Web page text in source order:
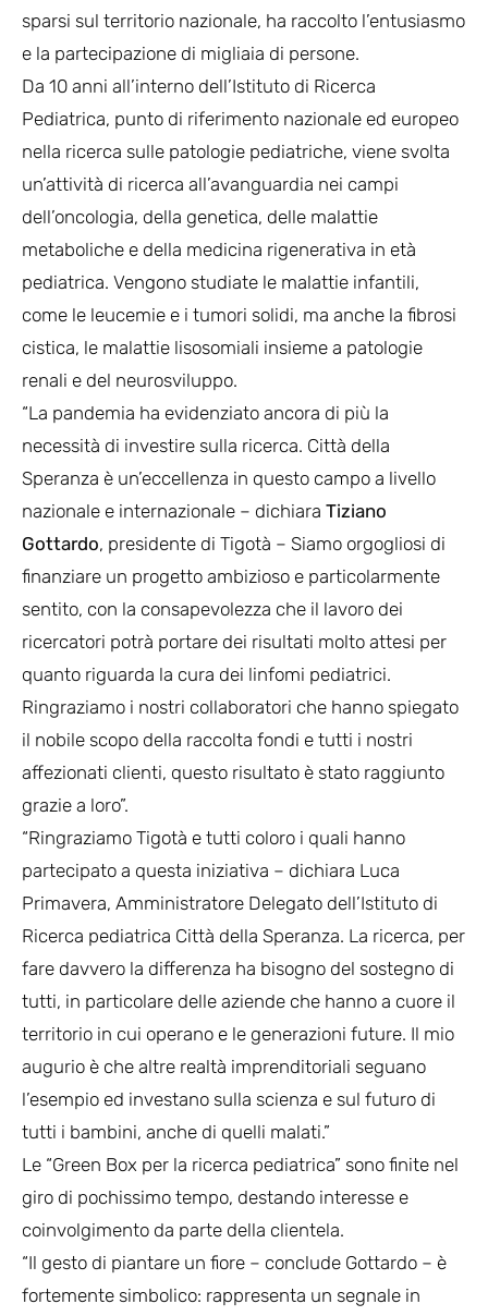
sparsi sul territorio nazionale, ha raccolto l’entusiasmo
e la partecipazione di migliaia di persone.
Da 10 anni all’interno dell’Istituto di Ricerca
Pediatrica, punto di riferimento nazionale ed europeo
nella ricerca sulle patologie pediatriche, viene svolta
un’attività di ricerca all’avanguardia nei campi
dell’oncologia, della genetica, delle malattie
metaboliche e della medicina rigenerativa in età
pediatrica. Vengono studiate le malattie infantili,
come le leucemie e i tumori solidi, ma anche la fibrosi
cistica, le malattie lisosomiali insieme a patologie
renali e del neurosviluppo.
“La pandemia ha evidenziato ancora di più la
necessità di investire sulla ricerca. Città della
Speranza è un’eccellenza in questo campo a livello
nazionale e internazionale – dichiara Tiziano
Gottardo, presidente di Tigotà – Siamo orgogliosi di
finanziare un progetto ambizioso e particolarmente
sentito, con la consapevolezza che il lavoro dei
ricercatori potrà portare dei risultati molto attesi per
quanto riguarda la cura dei linfomi pediatrici.
Ringraziamo i nostri collaboratori che hanno spiegato
il nobile scopo della raccolta fondi e tutti i nostri
affezionati clienti, questo risultato è stato raggiunto
grazie a loro”.
“Ringraziamo Tigotà e tutti coloro i quali hanno
partecipato a questa iniziativa – dichiara Luca
Primavera, Amministratore Delegato dell’Istituto di
Ricerca pediatrica Città della Speranza. La ricerca, per
fare davvero la differenza ha bisogno del sostegno di
tutti, in particolare delle aziende che hanno a cuore il
territorio in cui operano e le generazioni future. Il mio
augurio è che altre realtà imprenditoriali seguano
l’esempio ed investano sulla scienza e sul futuro di
tutti i bambini, anche di quelli malati.”
Le “Green Box per la ricerca pediatrica” sono finite nel
giro di pochissimo tempo, destando interesse e
coinvolgimento da parte della clientela.
“Il gesto di piantare un fiore – conclude Gottardo – è
fortemente simbolico: rappresenta un segnale in